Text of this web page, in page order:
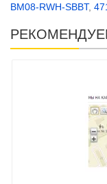
BM08-RWH-SBBT,